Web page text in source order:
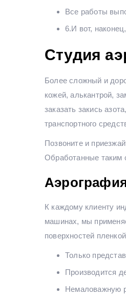
Все работы
6.И вот,
Студия
Более сложный и
кожей, алькантрой,
заказать закись
транспортного
Позвоните и
Обработанные таким
К каждому клиенту
машинах, мы
поверхностей
Только
Производится
Немаловажную